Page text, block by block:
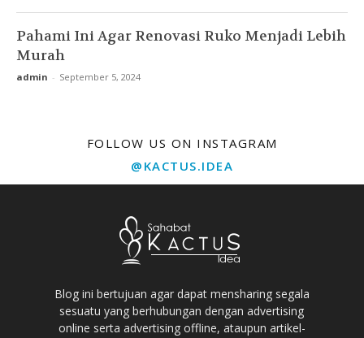
Pahami Ini Agar Renovasi Ruko Menjadi Lebih
Murah
admin - September 5, 2024
FOLLOW US ON INSTAGRAM
@KACTUS.IDEA
Blog ini bertujuan agar dapat mensharing segala
sesuatu yang berhubungan dengan advertising
online serta advertising offline, ataupun artikel-